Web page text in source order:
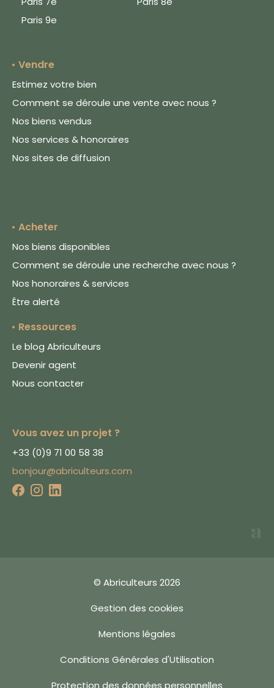
Nous utilisons des
cookies afin de
mesurer l'audience
du site, proposer une
meilleure expérience
utilisateur et tester
politique
vos préférences de
Accepter
Paris 9e
Vendre
Estimez votre bien
Comment se déroule une vente avec nous ?
Nos biens vendus
Nos services & honoraires
Nos sites de diffusion
Acheter
Nos biens disponibles
Comment se déroule une recherche avec nous ?
Nos honoraires & services
Être alerté
Ressources
Le blog Abriculteurs
Devenir agent
Nous contacter
Vous avez un projet ?
+33 (0)9 71 00 58 38
bonjour@abriculteurs.com
© Abriculteurs 2026
Gestion des cookies
Mentions légales
Conditions Générales d'Utilisation
Protection des données personnelles